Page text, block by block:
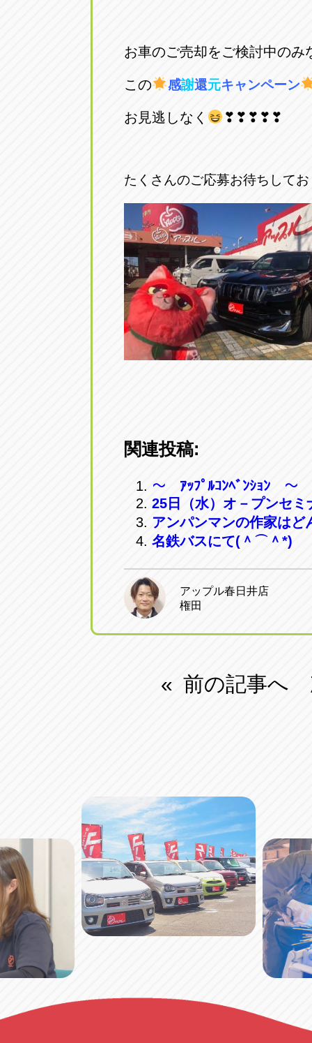
お車のご売却をご検討中のみ
この 感謝還元キャンペーン
お見逃しなく ❣❣❣❣❣
たくさんのご応募お待ちして
関連投稿:
～ ｱｯﾌﾟﾙｺﾝﾍﾞﾝｼｮﾝ ～
25日（水）オ－プンセ
アンパンマンの作家はど
名鉄バスにて(＾⌒＾*)
アップル春日井店
権田
« 前の記事へ